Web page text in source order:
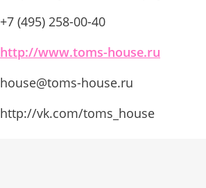
+7 (495) 258-00-40
http://www.toms-house.ru
house@toms-house.ru
http://vk.com/toms_house